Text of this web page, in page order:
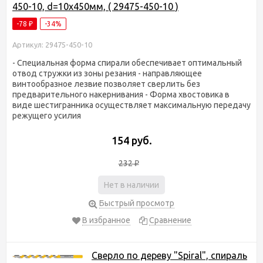
450-10, d=10х450мм, ( 29475-450-10 )
-78 ₽ -34%
Артикул: 29475-450-10
- Специальная форма спирали обеспечивает оптимальный
отвод стружки из зоны резания - направляющее
винтообразное лезвие позволяет сверлить без
предварительного накернивания - Форма хвостовика в
виде шестигранника осуществляет максимальную передачу
режущего усилия
154 руб.
232₽
Нет в наличии
Быстрый просмотр
В избранное
Сравнение
Сверло по дереву "Spiral", спираль